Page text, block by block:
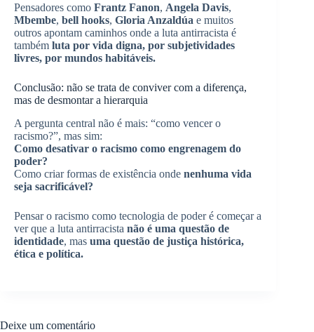
Pensadores como Frantz Fanon, Angela Davis,
Mbembe, bell hooks, Gloria Anzaldúa e muitos
outros apontam caminhos onde a luta antirracista é
também luta por vida digna, por subjetividades
livres, por mundos habitáveis.
Conclusão: não se trata de conviver com a diferença,
mas de desmontar a hierarquia
A pergunta central não é mais: “como vencer o
racismo?”, mas sim:
Como desativar o racismo como engrenagem do
poder?
Como criar formas de existência onde nenhuma vida
seja sacrificável?
Pensar o racismo como tecnologia de poder é começar a
ver que a luta antirracista não é uma questão de
identidade, mas uma questão de justiça histórica,
ética e política.
Deixe um comentário